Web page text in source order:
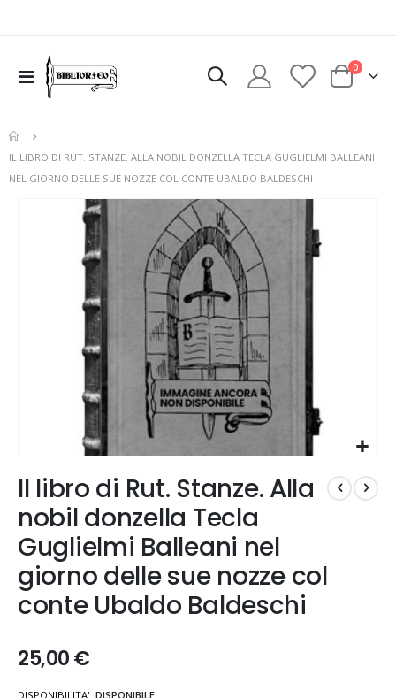
Toggle
Nav
Cart
0elementi
IL LIBRO DI RUT. STANZE. ALLA NOBIL DONZELLA TECLA GUGLIELMI BALLEANI
NEL GIORNO DELLE SUE NOZZE COL CONTE UBALDO BALDESCHI
all'inizio
della
galleria
di
immagini
Il libro di Rut. Stanze. Alla
nobil donzella Tecla
Guglielmi Balleani nel
giorno delle sue nozze col
conte Ubaldo Baldeschi
25,00 €
DISPONIBILITA': DISPONIBILE